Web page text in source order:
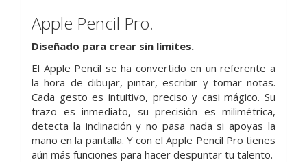
Apple Pencil Pro.
Diseñado para crear sin límites.
El Apple Pencil se ha convertido en un referente a
la hora de dibujar, pintar, escribir y tomar notas.
Cada gesto es intuitivo, preciso y casi mágico. Su
trazo es inmediato, su precisión es milimétrica,
detecta la inclinación y no pasa nada si apoyas la
mano en la pantalla. Y con el Apple Pencil Pro tienes
aún más funciones para hacer despuntar tu talento.